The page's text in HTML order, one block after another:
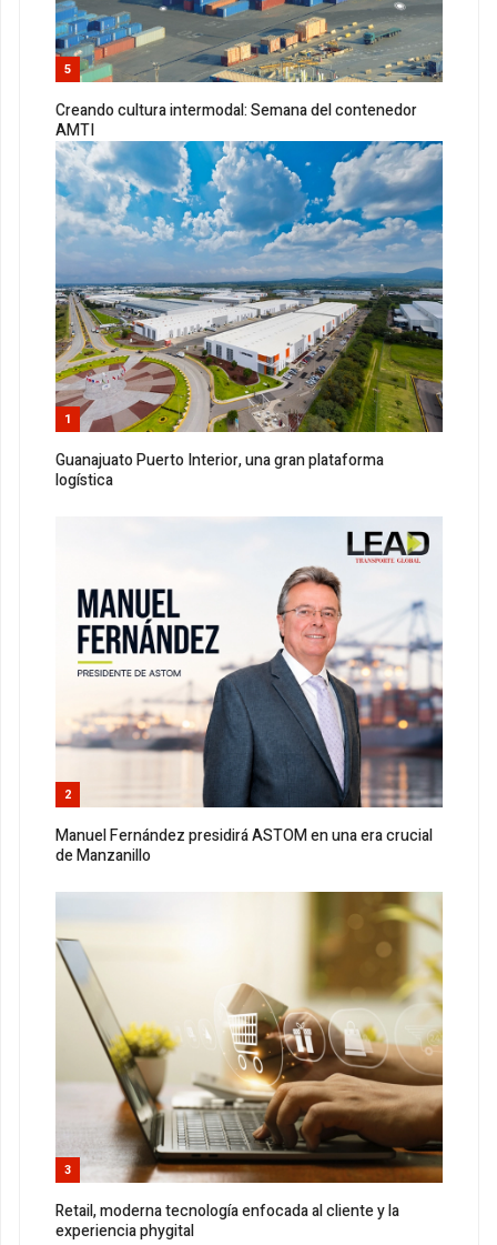
5
Creando cultura intermodal: Semana del contenedor
AMTI
1
Guanajuato Puerto Interior, una gran plataforma
logística
2
Manuel Fernández presidirá ASTOM en una era crucial
de Manzanillo
3
Retail, moderna tecnología enfocada al cliente y la
experiencia phygital